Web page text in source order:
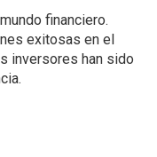
financiero.
exitosas en el
inversores han sido